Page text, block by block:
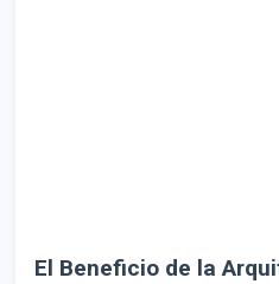
El Beneficio de la